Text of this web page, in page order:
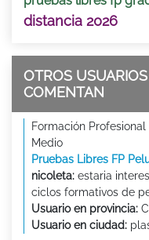
distancia 2026
OTROS
COMENTAN
Formación
Medio
Pruebas Libres FP
nicoleta: estaria
ciclos formativos de
Usuario en provincia:
Usuario en ciudad: